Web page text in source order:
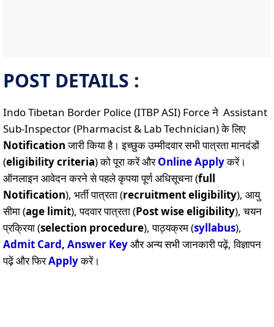
POST DETAILS :
Indo Tibetan Border Police (ITBP ASI) Force ने Assistant
Sub-Inspector (Pharmacist & Lab Technician) के लिए
Notificationजारी किया है। इच्छुक उम्मीदवार सभी पात्रता मानदंडों
(eligibility criteria) को पूरा करें औरOnlineApplyकरें।
ऑनलाइन आवेदन करने से पहले कृपया पूर्ण अधिसूचना (full
Notification), भर्ती पात्रता (recruitment eligibility), आयु
सीमा (age limit), पदवार पात्रता (Post wise eligibility), चयन
प्रक्रिया (selection procedure), पाठ्यक्रम (syllabus),
Admit Card, Answer Keyऔर अन्य सभी जानकारी पढ़ें, विज्ञापन
पढ़ें और फिरApplyकरें।